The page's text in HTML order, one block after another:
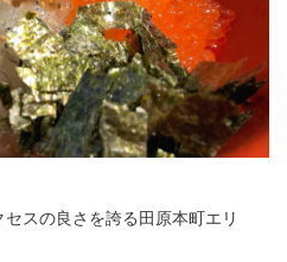
スの良さを誇る田原本町エリ